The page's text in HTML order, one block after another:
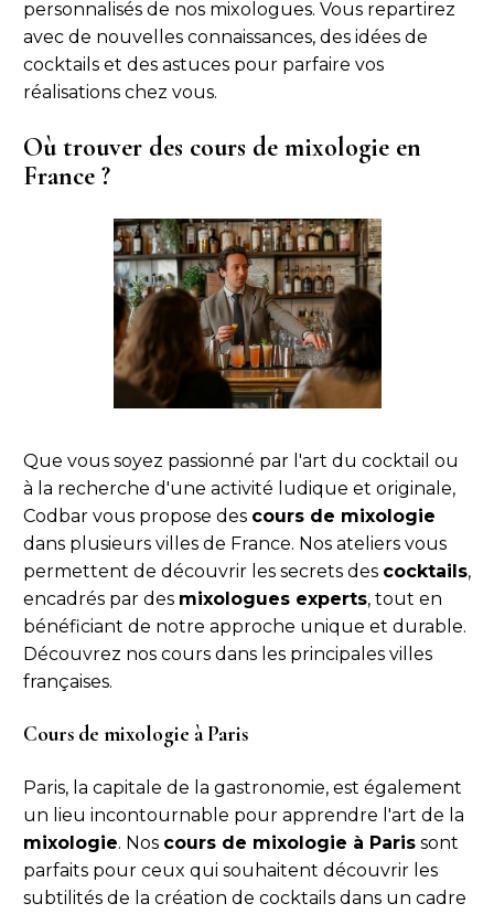
personnalisés de nos mixologues. Vous repartirez
avec de nouvelles connaissances, des idées de
cocktails et des astuces pour parfaire vos
réalisations chez vous.
Où trouver des cours de mixologie en
France ?
Que vous soyez passionné par l'art du cocktail ou
à la recherche d'une activité ludique et originale,
Codbar vous propose des cours de mixologie
dans plusieurs villes de France. Nos ateliers vous
permettent de découvrir les secrets des cocktails,
encadrés par des mixologues experts, tout en
bénéficiant de notre approche unique et durable.
Découvrez nos cours dans les principales villes
françaises.
Cours de mixologie à Paris
Paris, la capitale de la gastronomie, est également
un lieu incontournable pour apprendre l'art de la
mixologie. Nos cours de mixologie à Paris sont
parfaits pour ceux qui souhaitent découvrir les
subtilités de la création de cocktails dans un cadre